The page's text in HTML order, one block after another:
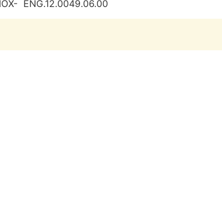
ENG.12.0049.06.00